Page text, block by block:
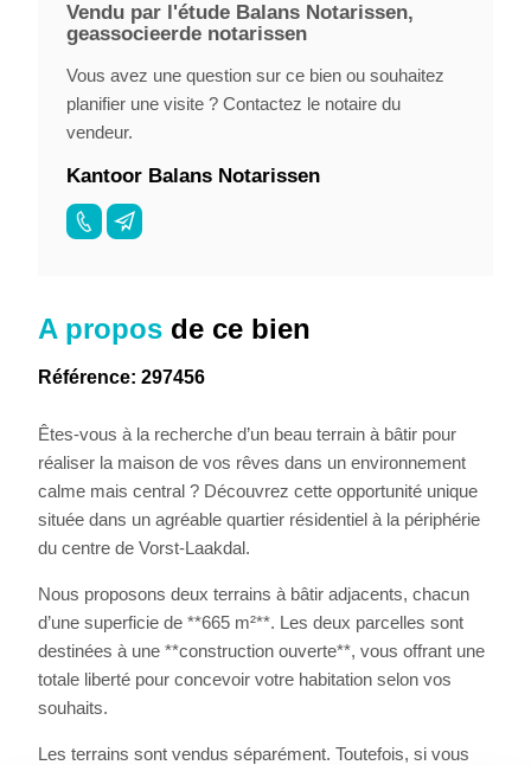
A propos de ce bien
Référence: 297456
Êtes-vous à la recherche d’un beau terrain à bâtir pour
réaliser la maison de vos rêves dans un environnement
calme mais central ? Découvrez cette opportunité unique
située dans un agréable quartier résidentiel à la périphérie
du centre de Vorst-Laakdal.
Nous proposons deux terrains à bâtir adjacents, chacun
d’une superficie de **665 m²**. Les deux parcelles sont
destinées à une **construction ouverte**, vous offrant une
totale liberté pour concevoir votre habitation selon vos
souhaits.
Les terrains sont vendus séparément. Toutefois, si vous
Vendu par l'étude Balans Notarissen,
geassocieerde notarissen
Vous avez une question sur ce bien ou souhaitez
planifier une visite ? Contactez le notaire du
vendeur.
Kantoor Balans Notarissen